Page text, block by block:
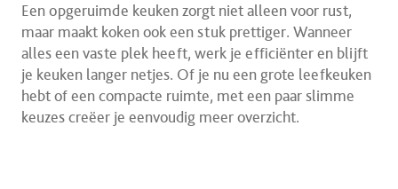
Een opgeruimde keuken zorgt niet alleen voor rust,
maar maakt koken ook een stuk prettiger. Wanneer
alles een vaste plek heeft, werk je efficiënter en blijft
je keuken langer netjes. Of je nu een grote leefkeuken
hebt of een compacte ruimte, met een paar slimme
keuzes creëer je eenvoudig meer overzicht.